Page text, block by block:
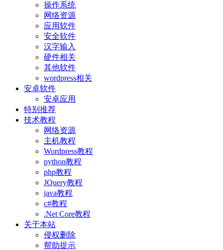
操作系统
网络资源
应用软件
安全软件
汉字输入
硬件相关
其他软件
wordpress相关
安卓软件
安卓应用
特别推荐
技术教程
网络资源
主机教程
Wordpress教程
python教程
php教程
JQuery教程
java教程
c#教程
.Net Core教程
关于本站
侵权删除
帮助提示